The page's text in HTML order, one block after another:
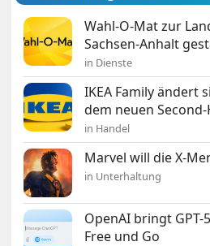
Wahl-O-Mat zur
Sachsen-Anhalt
in Dienste
IKEA Family ändert
dem neuen
in Handel
Marvel will die X-
in Unterhaltung
OpenAI bringt GPT-
Free und Go